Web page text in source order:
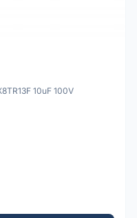
10uF 100V